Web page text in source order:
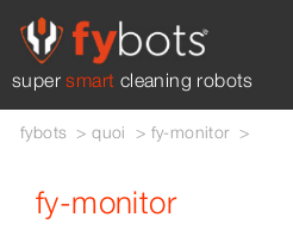
supersmart cleaning robots
fybots quoi fy-monitor
fy-monitor